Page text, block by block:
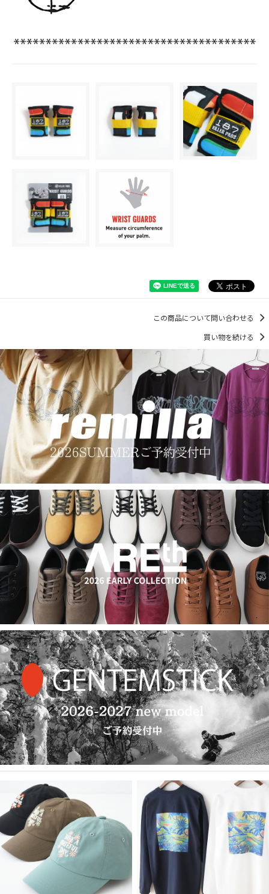
この商品について問い合わせる
買い物を続ける